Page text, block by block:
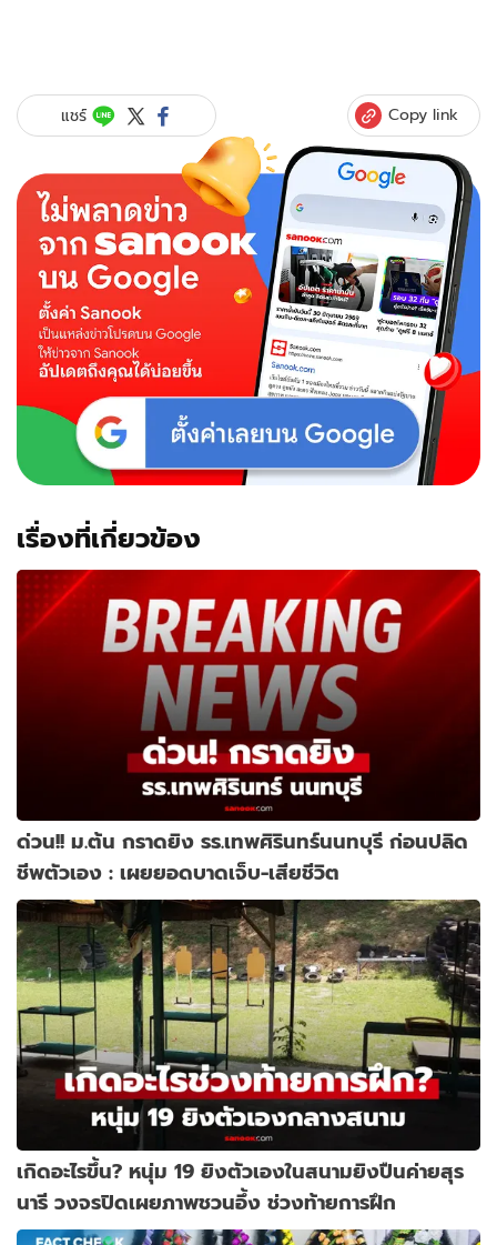
แชร์ Copy link
เรื่องที่เกี่ยวข้อง
ด่วน!! ม.ต้น กราดยิง รร.เทพศิรินทร์นนทบุรี ก่อนปลิด
ชีพตัวเอง : เผยยอดบาดเจ็บ-เสียชีวิต
เกิดอะไรขึ้น? หนุ่ม 19 ยิงตัวเองในสนามยิงปืนค่ายสุร
นารี วงจรปิดเผยภาพชวนอึ้ง ช่วงท้ายการฝึก